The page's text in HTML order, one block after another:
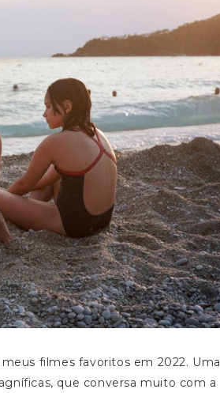
filmes favoritos em 2022. Uma
que conversa muito com a